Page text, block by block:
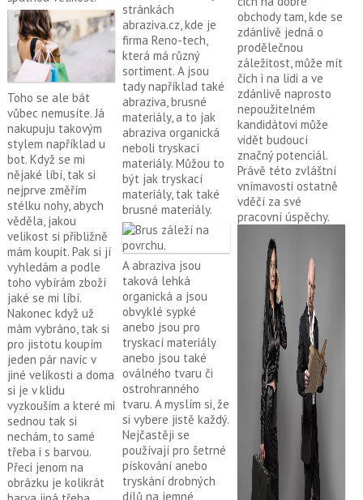
Toho se ale bát
vůbec nemusíte. Já
nakupuju takovým
stylem například u
bot. Když se mi
nějaké líbí, tak si
nejprve změřím
stélku nohy, abych
věděla, jakou
velikost si přibližně
mám koupit. Pak si jí
vyhledám a podle
toho vybírám zboží
jaké se mi líbí.
Nakonec když už
mám vybráno, tak si
pro jistotu koupím
jeden pár navíc v
jiné velikosti a doma
si je v klidu
vyzkouším a které mi
sednou tak si
nechám, to samé
třeba i s barvou.
Přeci jenom na
obrázku je kolikrát
stránkách
abraziva.cz, kde je
firma Reno-tech,
která má různý
sortiment. A jsou
tady například také
abraziva, brusné
materiály, a to jak
abraziva organická
neboli tryskací
materiály. Můžou to
být jak tryskací
materiály, tak také
brusné materiály.
A abraziva jsou
taková lehká
organická a jsou
obvyklé sypké
anebo jsou pro
tryskací materiály
anebo jsou také
oválného tvaru či
ostrohranného
tvaru. A myslím si, že
si vybere jistě každý.
Nejčastěji se
používají pro šetrné
pískování anebo
tryskání drobných
dílů na jemné
obchody tam, kde se
zdánlivě jedná o
prodělečnou
záležitost, může mít
čich i na lidi a ve
zdánlivě naprosto
nepoužitelném
kandidátovi může
vidět budoucí
značný potenciál.
Právě této zvláštní
vnímavosti ostatně
vděčí za své
pracovní úspěchy.